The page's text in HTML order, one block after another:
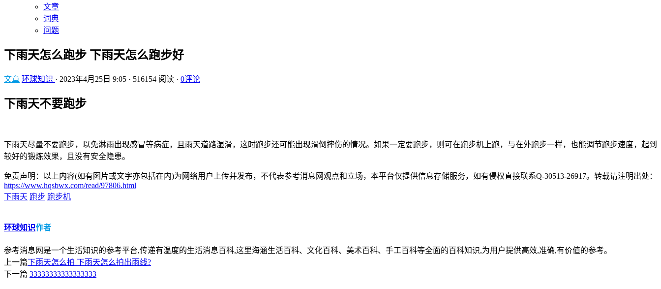
文章
词典
问题
下雨天怎么跑步 下雨天怎么跑步好
文章 环球知识 · 2023年4月25日 9:05 · 516154 阅读 · 0评论
下雨天不要跑步
下雨天尽量不要跑步，以免淋雨出现感冒等病症，且雨天道路湿滑，这时跑步还可能出现滑倒摔伤的情况。如果一定要跑步，则可在跑步机上跑，与在外跑步一样，也能调节跑步速度，起到
较好的锻炼效果，且没有安全隐患。
免责声明：以上内容(如有图片或文字亦包括在内)为网络用户上传并发布，不代表参考消息网观点和立场，本平台仅提供信息存储服务，如有侵权直接联系Q-30513-26917。转载请注明出处：
https://www.hqsbwx.com/read/97806.html
下雨天 跑步 跑步机
环球知识作者
参考消息网是一个生活知识的参考平台,传递有温度的生活消息百科,这里海涵生活百科、文化百科、美术百科、手工百科等全面的百科知识,为用户提供高效,准确,有价值的参考。
上一篇下雨天怎么拍 下雨天怎么拍出雨线?
下一篇 33333333333333333